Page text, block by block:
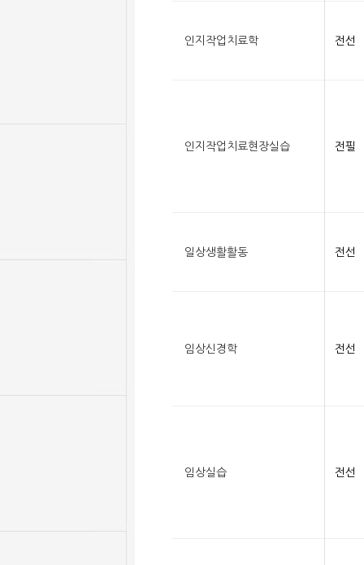
인지작업치료학 전선
인지작업치료현장실습 전필
일상생활활동 전선
임상신경학 전선
임상실습 전선